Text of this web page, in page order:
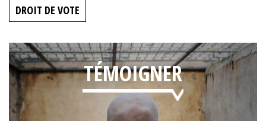
DROIT DE VOTE
TÉMOIGNER